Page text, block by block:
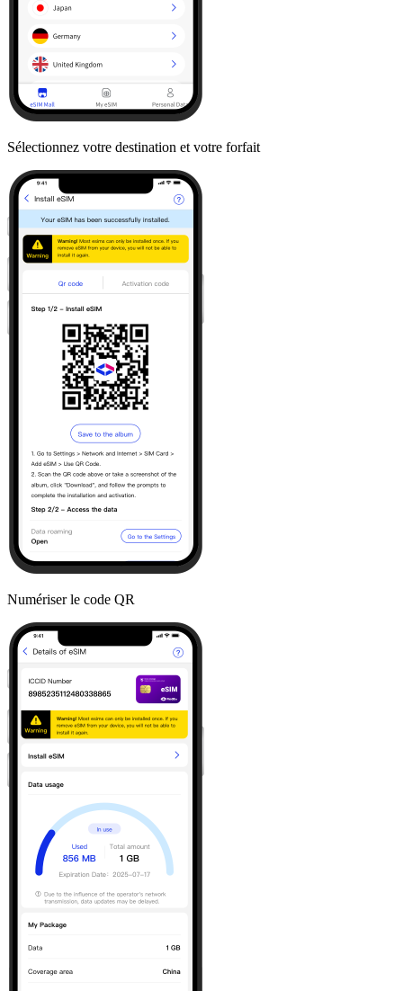
Sélectionnez votre destination et votre forfait
Numériser le code QR